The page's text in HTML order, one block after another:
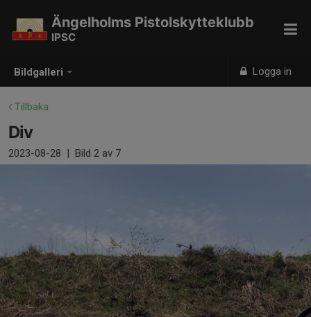
Bildgalleri Logga in
Ängelholms Pistolskytteklubb
IPSC
Tillbaka
Div
2023-08-28 | Bild 2 av 7